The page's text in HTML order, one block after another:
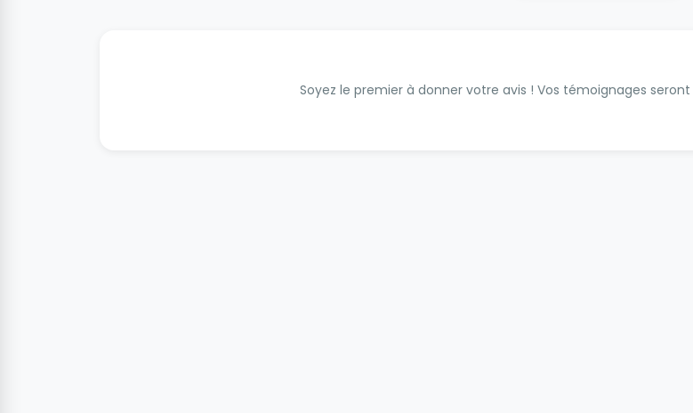
Soyez le premier à donner votre avis ! Vos témoignages